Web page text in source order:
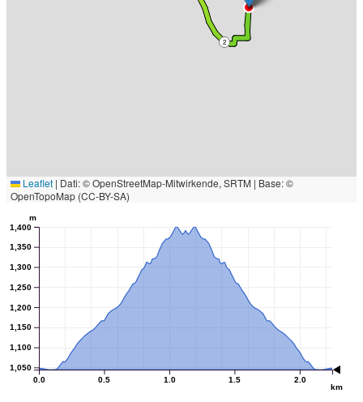
2
Leaflet | Dati: © OpenStreetMap-Mitwirkende, SRTM | Base: ©
OpenTopoMap (CC-BY-SA)
0.0 0.5 1.0 1.5 2.0
km
1,050
1,100
1,150
1,200
1,250
1,300
1,350
1,400
m